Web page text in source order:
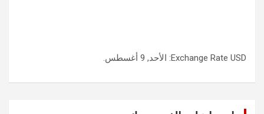
Exchange Rate USD : الأحد, 9 أغسطس.